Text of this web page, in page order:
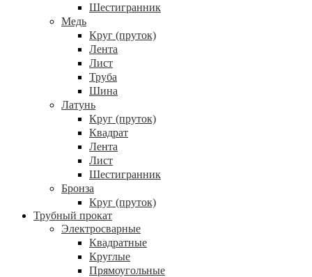
Шестигранник
Медь
Круг (пруток)
Лента
Лист
Труба
Шина
Латунь
Круг (пруток)
Квадрат
Лента
Лист
Шестигранник
Бронза
Круг (пруток)
Трубный прокат
Электросварные
Квадратные
Круглые
Прямоугольные